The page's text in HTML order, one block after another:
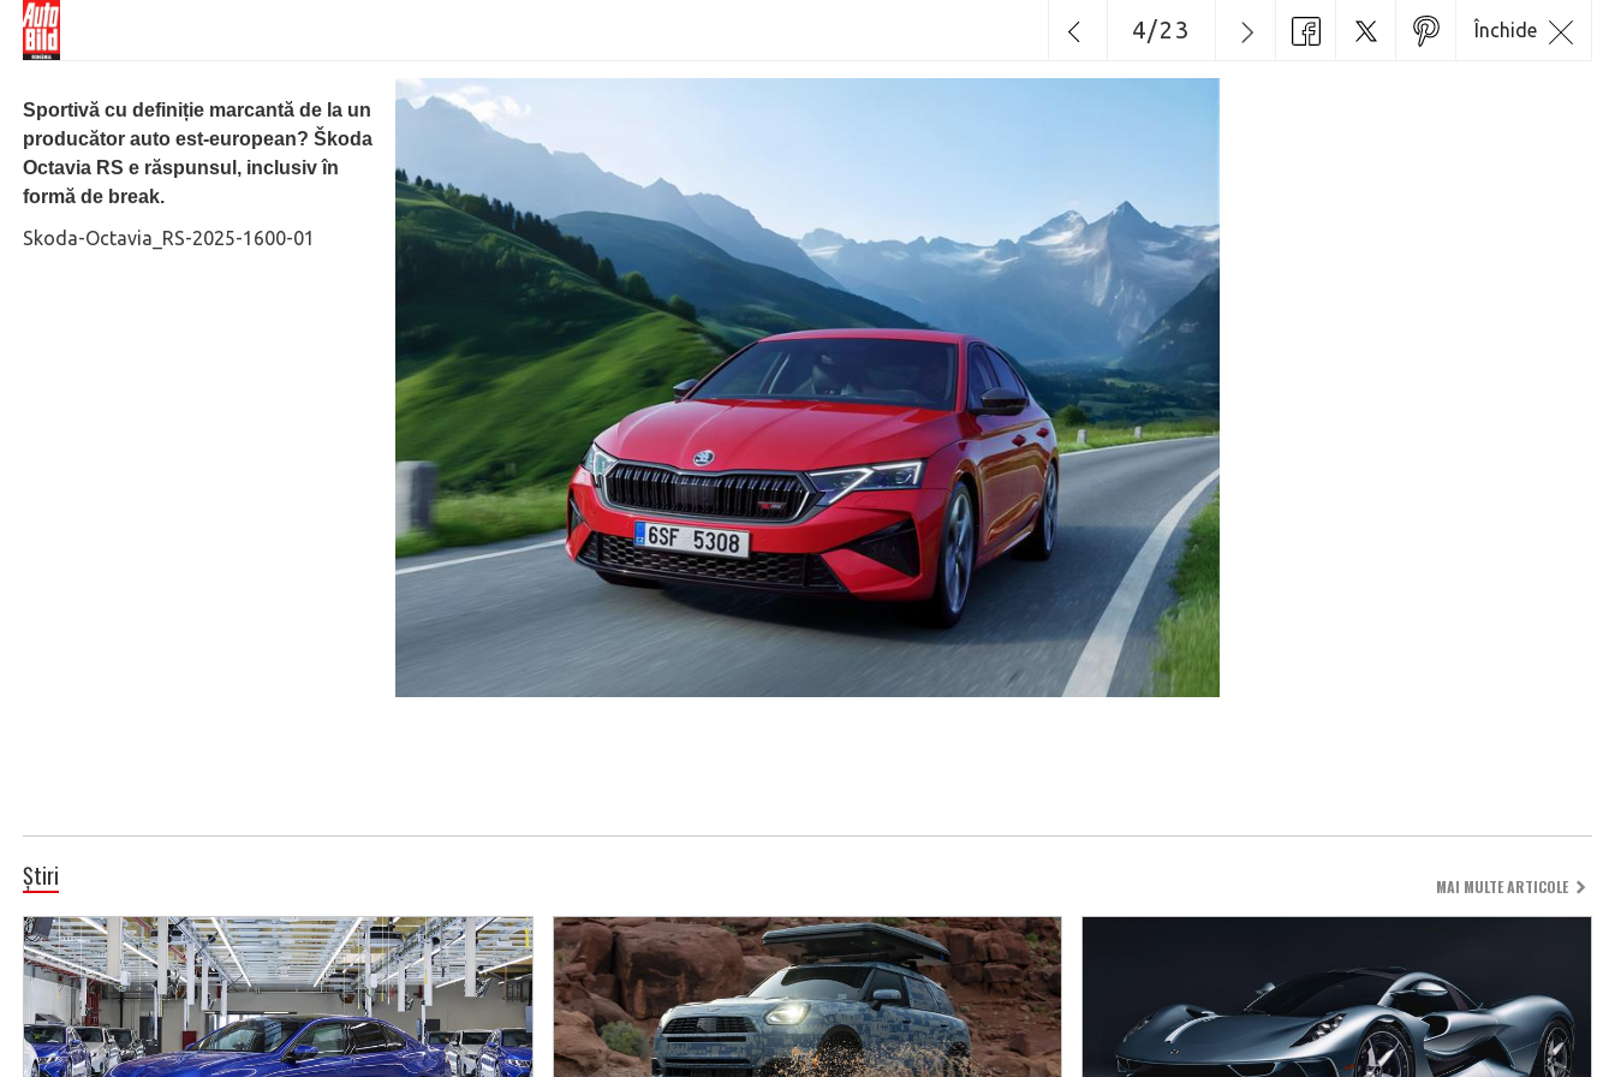
Sportivă cu definiție marcantă de la un
producător auto est-european? Škoda
Octavia RS e răspunsul, inclusiv în
formă de break.
Skoda-Octavia_RS-2025-1600-01
Închide
4/23
Știri MAI MULTE ARTICOLE